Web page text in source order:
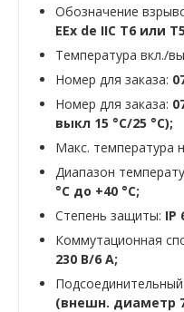
Обозначение
EEx de IIC T6 или
Температура вкл./
Номер для заказа:
Номер для заказа:
выкл 15 °C/25 °C);
Макс. температура
Диапазон
°C до +40 °C;
Степень защиты: IP
Коммутационная
230 В/6 A;
(внешн. диаметр